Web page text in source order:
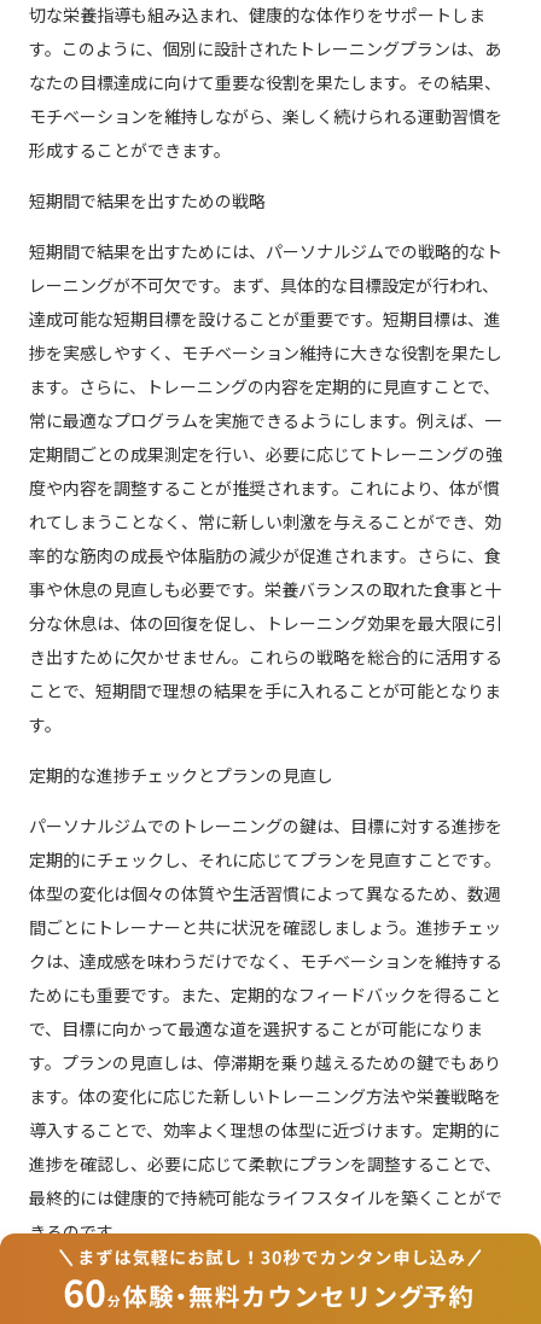
切な栄養指導も組み込まれ、健康的な体作りをサポートしま
す。このように、個別に設計されたトレーニングプランは、あ
なたの目標達成に向けて重要な役割を果たします。その結果、
モチベーションを維持しながら、楽しく続けられる運動習慣を
形成することができます。
短期間で結果を出すための戦略
短期間で結果を出すためには、パーソナルジムでの戦略的なト
レーニングが不可欠です。まず、具体的な目標設定が行われ、
達成可能な短期目標を設けることが重要です。短期目標は、進
捗を実感しやすく、モチベーション維持に大きな役割を果たし
ます。さらに、トレーニングの内容を定期的に見直すことで、
常に最適なプログラムを実施できるようにします。例えば、一
定期間ごとの成果測定を行い、必要に応じてトレーニングの強
度や内容を調整することが推奨されます。これにより、体が慣
れてしまうことなく、常に新しい刺激を与えることができ、効
率的な筋肉の成長や体脂肪の減少が促進されます。さらに、食
事や休息の見直しも必要です。栄養バランスの取れた食事と十
分な休息は、体の回復を促し、トレーニング効果を最大限に引
き出すために欠かせません。これらの戦略を総合的に活用する
ことで、短期間で理想の結果を手に入れることが可能となりま
す。
定期的な進捗チェックとプランの見直し
パーソナルジムでのトレーニングの鍵は、目標に対する進捗を
定期的にチェックし、それに応じてプランを見直すことです。
体型の変化は個々の体質や生活習慣によって異なるため、数週
間ごとにトレーナーと共に状況を確認しましょう。進捗チェッ
クは、達成感を味わうだけでなく、モチベーションを維持する
ためにも重要です。また、定期的なフィードバックを得ること
で、目標に向かって最適な道を選択することが可能になりま
す。プランの見直しは、停滞期を乗り越えるための鍵でもあり
ます。体の変化に応じた新しいトレーニング方法や栄養戦略を
導入することで、効率よく理想の体型に近づけます。定期的に
進捗を確認し、必要に応じて柔軟にプランを調整することで、
最終的には健康的で持続可能なライフスタイルを築くことがで
きるのです。
トレーナーのアドバイスを最大限に活用する